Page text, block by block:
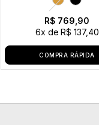
R$ 769,90
6x de R$ 137,40
COMPRA RÁPIDA